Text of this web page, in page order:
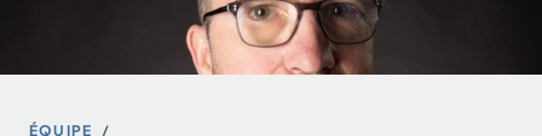
ÉQUIPE